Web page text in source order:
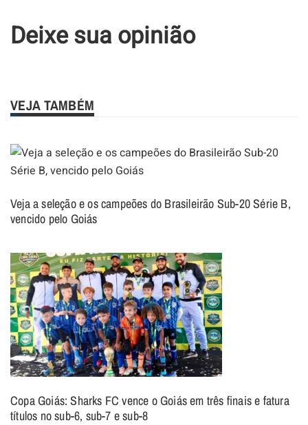
Deixe sua opinião
VEJA TAMBÉM
Veja a seleção e os campeões do Brasileirão Sub-20 Série B,
vencido pelo Goiás
Copa Goiás: Sharks FC vence o Goiás em três finais e fatura
títulos no sub-6, sub-7 e sub-8